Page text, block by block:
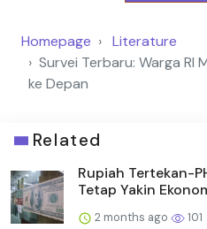
Homepage
Literature
Survei Terbaru: Warga RI
ke Depan
Related
Rupiah Tertekan-
Tetap Yakin
2 months ago 101